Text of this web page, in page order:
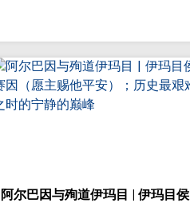
阿尔巴因与殉道伊玛目 | 伊玛目侯